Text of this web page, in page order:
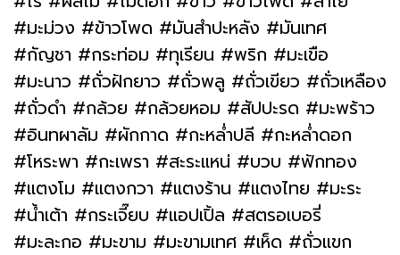
#มะม่วง #ข้าวโพด #มันสำปะหลัง #มันเทศ
#กัญชา #กระท่อม #ทุเรียน #พริก #มะเขือ
#มะนาว #ถั่วฝักยาว #ถั่วพลู #ถั่วเขียว #ถั่วเหลือง
#ถั่วดำ #กล้วย #กล้วยหอม #สัปปะรด #มะพร้าว
#อินทผาลัม #ผักกาด #กะหล่ำปลี #กะหล่ำดอก
#โหระพา #กะเพรา #สะระแหน่ #บวบ #ฟักทอง
#แตงโม #แตงกวา #แตงร้าน #แตงไทย #มะระ
#น้ำเต้า #กระเจี๊ยบ #แอปเปิ้ล #สตรอเบอรี่
#มะละกอ #มะขาม #มะขามเทศ #เห็ด #ถั่วแขก